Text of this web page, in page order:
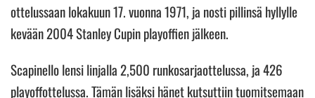
ottelussaan lokakuun 17. vuonna 1971, ja nosti pillinsä hyllylle
kevään 2004 Stanley Cupin playoffien jälkeen.
Scapinello lensi linjalla 2,500 runkosarjaottelussa, ja 426
playoffottelussa. Tämän lisäksi hänet kutsuttiin tuomitsemaan